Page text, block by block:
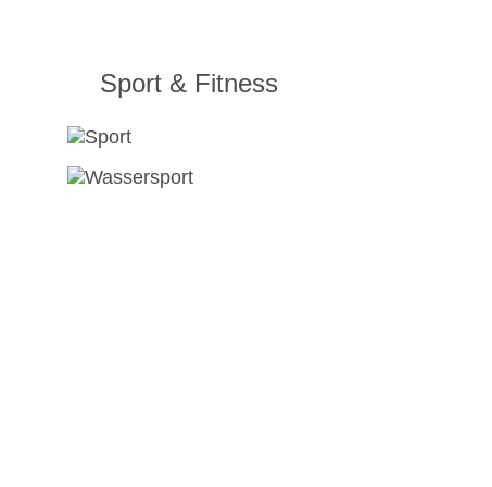
Sport & Fitness